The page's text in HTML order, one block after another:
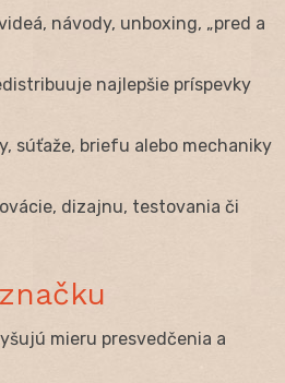
návody, unboxing, „pred a
najlepšie príspevky
súťaže, briefu alebo mechaniky
dizajnu, testovania či
mieru presvedčenia a